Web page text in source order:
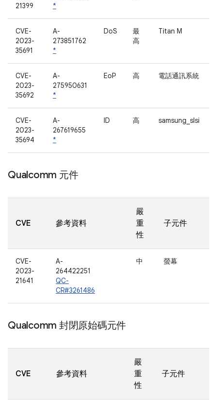
21399
*
CVE-
2023-
35691
A-
273851762
*
DoS
最
高
Titan M
CVE-
2023-
35692
A-
275950631
*
EoP 高 電話通訊系統
CVE-
2023-
35694
A-
267619655
*
ID 高 samsung_slsi
Qualcomm 元件
CVE 參考資料
嚴
重
性
子元件
CVE-
2023-
21641
A-
264422251
QC-
CR#3261486
中 螢幕
Qualcomm 封閉原始碼元件
CVE 參考資料
嚴
重
性
子元件